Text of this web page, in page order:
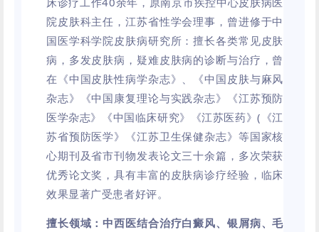
院皮肤科主任，江苏省性学会理事，曾进修于中
国医学科学院皮肤病研究所：擅长各类常见皮肤
病，多发皮肤病，疑难皮肤病的诊断与治疗，曾
在《中国皮肤性病学杂志》、《中国皮肤与麻风
杂志》《中国康复理论与实践杂志》《江苏预防
医学杂志》《中国临床研究》《江苏医药》(《江
苏省预防医学》《江苏卫生保健杂志》等国家核
心期刊及省市刊物发表论文三十余篇，多次荣获
优秀论文奖，具有丰富的皮肤病诊疗经验，临床
效果显著广受患者好评。
擅长领域：中西医结合治疗白癜风、银屑病、毛